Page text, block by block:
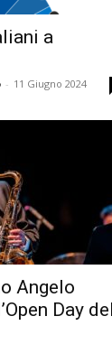
a
- 11 Giugno 2024
Angelo
Day del